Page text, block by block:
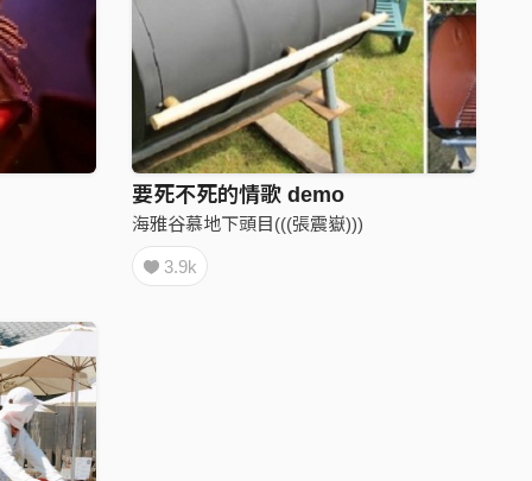
要死不死的情歌 demo
海雅谷慕地下頭目(((張震嶽)))
3.9k